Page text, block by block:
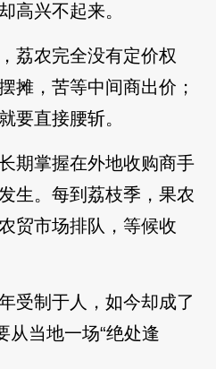
高兴不起来。
荔农完全没有定价权
，苦等中间商出价；
要直接腰斩。
期掌握在外地收购商手
生。每到荔枝季，果农
贸市场排队，等候收
受制于人，如今却成了
从当地一场“绝处逢